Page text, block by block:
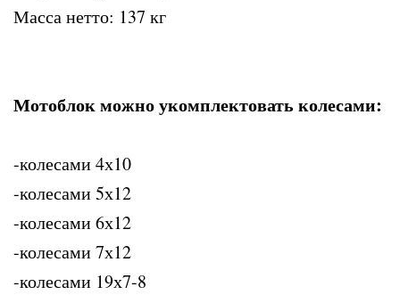
Масса нетто: 137 кг
Мотоблок можно укомплектовать колесами:
-колесами 4х10
-колесами 5х12
-колесами 6х12
-колесами 7х12
-колесами 19х7-8